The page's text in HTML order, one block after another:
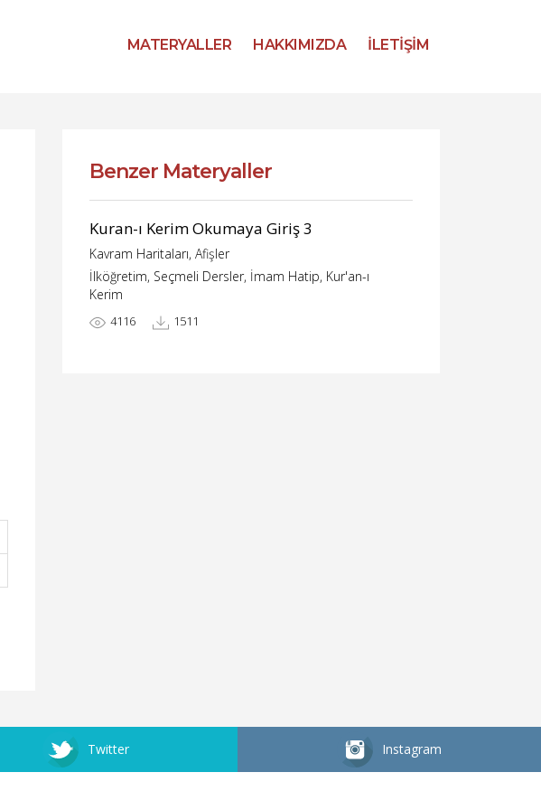
MATERYALLER HAKKIMIZDA İLETİŞİM
Benzer Materyaller
Kuran-ı Kerim Okumaya Giriş 3
Kavram Haritaları, Afişler
İlköğretim, Seçmeli Dersler, İmam Hatip, Kur'an-ı
Kerim
4116 1511
Twitter Instagram